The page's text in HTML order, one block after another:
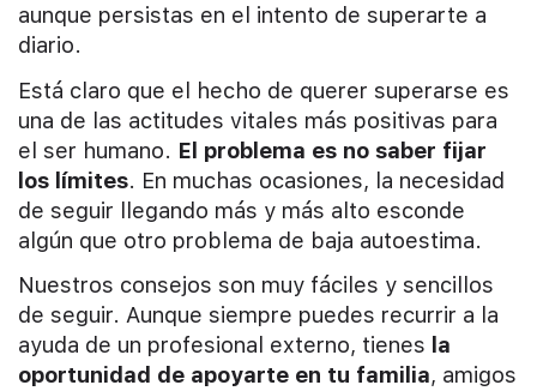
aunque persistas en el intento de superarte a
diario.
Está claro que el hecho de querer superarse es
una de las actitudes vitales más positivas para
el ser humano. El problema es no saber fijar
los límites. En muchas ocasiones, la necesidad
de seguir llegando más y más alto esconde
algún que otro problema de baja autoestima.
Nuestros consejos son muy fáciles y sencillos
de seguir. Aunque siempre puedes recurrir a la
ayuda de un profesional externo, tienes la
oportunidad de apoyarte en tu familia, amigos